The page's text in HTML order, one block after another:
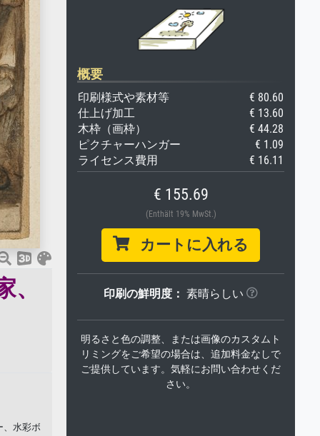
、水彩ボ
概要
印刷様式や素材等
€ 80.60
仕上げ加工
€ 13.60
木枠（画枠）
€ 44.28
ピクチャーハンガー
€ 1.09
ライセンス費用
€ 16.11
€ 155.69
(Enthält 19% MwSt.)
カートに入れる
印刷の鮮明度： 素晴らしい
明るさと色の調整、または画像のカスタムト
リミングをご希望の場合は、追加料金なしで
ご提供しています。気軽にお問い合わせくだ
さい。